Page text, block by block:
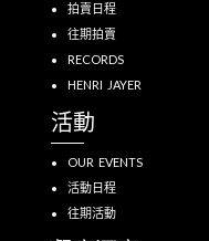
拍賣日程
往期拍賣
RECORDS
HENRI JAYER
活動
OUR EVENTS
活動日程
往期活動